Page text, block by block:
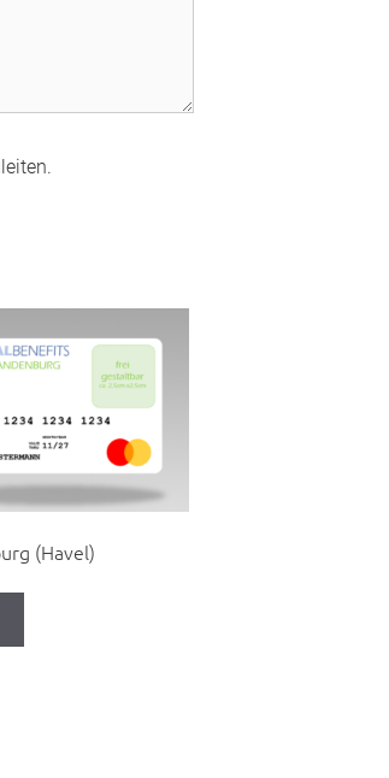
(Havel)